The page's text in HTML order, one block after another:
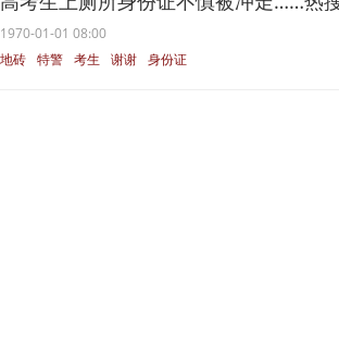
1970-01-01 08:00
地砖 特警 考生 谢谢 身份证